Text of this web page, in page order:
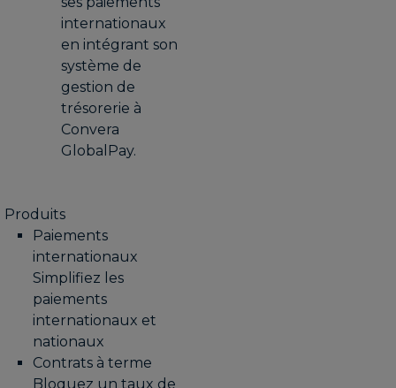
internationaux
en intégrant son
système de
gestion de
trésorerie à
Convera
GlobalPay.
Produits
Paiements
internationaux
Simplifiez les
paiements
internationaux et
nationaux
Contrats à terme
Bloquez un taux de